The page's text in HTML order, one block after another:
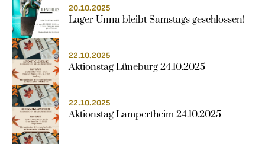
20.10.2025
Lager Unna bleibt Samstags geschlossen!
22.10.2025
Aktionstag Lüneburg 24.10.2025
22.10.2025
Aktionstag Lampertheim 24.10.2025